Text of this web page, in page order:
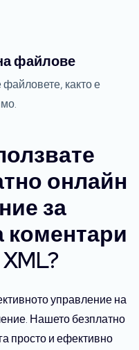
файлове
както е
онлайн
за
коментари
управление на
Нашето безплатно
просто и ефективно